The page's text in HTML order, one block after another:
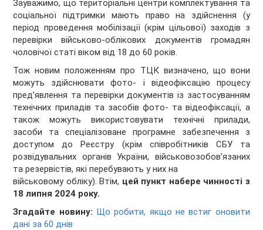
Зауважимо, що територіальні центри комплектування та
соціальної підтримки мають право на здійснення (у
період проведення мобілізації (крім цільової) заходів з
перевірки військово-облікових документів громадян
чоловічої статі віком від 18 до 60 років.
Тож новим положенням про ТЦК визначено, що вони
можуть здійснювати фото- і відеофіксацію процесу
пред’явлення та перевірки документів із застосуванням
технічних приладів та засобів фото- та відеофіксації, а
також можуть використовувати технічні прилади,
засоби та спеціалізоване програмне забезпечення з
доступом до Реєстру (крім співробітників СБУ та
розвідувальних органів України, військовозобов’язаних
та резервістів, які перебувають у них на
військовому обліку). Втім, цей пункт набере чинності з
18 липня 2024 року.
Згадайте новину: Що робити, якщо не встиг оновити
дані за 60 днів